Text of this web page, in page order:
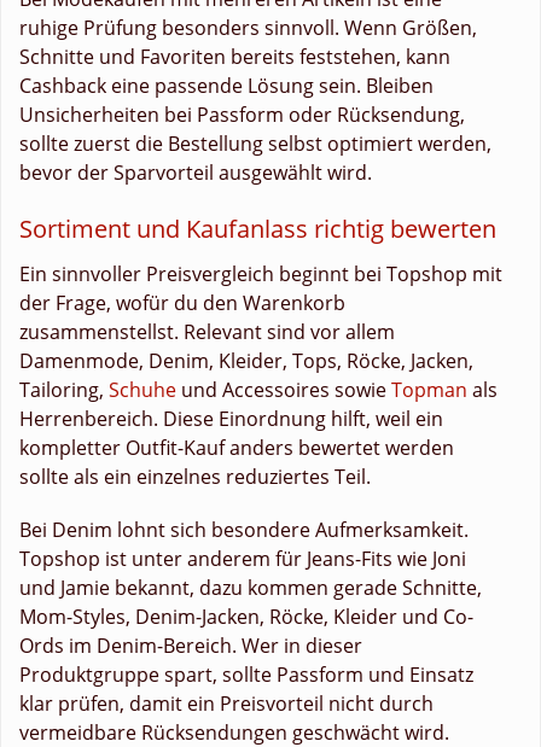
ruhige Prüfung besonders sinnvoll. Wenn Größen,
Schnitte und Favoriten bereits feststehen, kann
Cashback eine passende Lösung sein. Bleiben
Unsicherheiten bei Passform oder Rücksendung,
sollte zuerst die Bestellung selbst optimiert werden,
bevor der Sparvorteil ausgewählt wird.
Sortiment und Kaufanlass richtig bewerten
Ein sinnvoller Preisvergleich beginnt bei Topshop mit
der Frage, wofür du den Warenkorb
zusammenstellst. Relevant sind vor allem
Damenmode, Denim, Kleider, Tops, Röcke, Jacken,
Tailoring, Schuhe und Accessoires sowieTopman als
Herrenbereich. Diese Einordnung hilft, weil ein
kompletter Outfit-Kauf anders bewertet werden
sollte als ein einzelnes reduziertes Teil.
Bei Denim lohnt sich besondere Aufmerksamkeit.
Topshop ist unter anderem für Jeans-Fits wie Joni
und Jamie bekannt, dazu kommen gerade Schnitte,
Mom-Styles, Denim-Jacken, Röcke, Kleider und Co-
Ords im Denim-Bereich. Wer in dieser
Produktgruppe spart, sollte Passform und Einsatz
klar prüfen, damit ein Preisvorteil nicht durch
vermeidbare Rücksendungen geschwächt wird.